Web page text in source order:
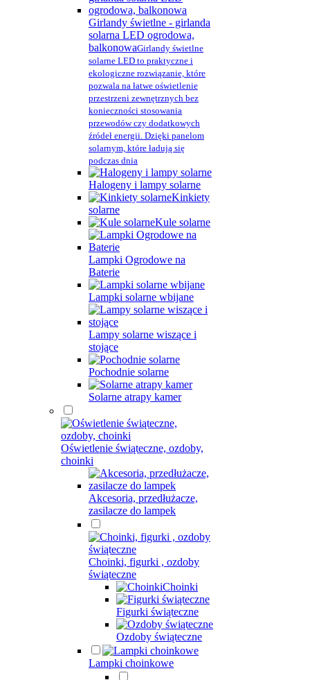
Girlandy świetlne - girlanda
solarna LED ogrodowa,
balkonowaGirlandy świetlne
solarne LED to praktyczne i
ekologiczne rozwiązanie, które
pozwala na łatwe oświetlenie
przestrzeni zewnętrznych bez
konieczności stosowania
przewodów czy dodatkowych
źródeł energii. Dzięki panelom
solarnym, które ładują się
podczas dnia
Halogeny i lampy solarne
Kinkiety
solarne
Kule solarne
Lampki Ogrodowe na
Baterie
Lampki solarne wbijane
Lampy solarne wiszące i
stojące
Pochodnie solarne
Solarne atrapy kamer
Oświetlenie świąteczne, ozdoby,
choinki
Akcesoria, przedłużacze,
zasilacze do lampek
Choinki, figurki , ozdoby
świąteczne
Choinki
Figurki świąteczne
Ozdoby świąteczne
Lampki choinkowe